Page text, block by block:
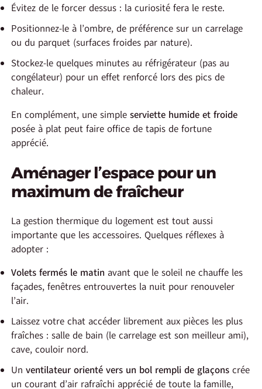
Évitez de le forcer dessus : la curiosité fera le reste.
Positionnez-le à l’ombre, de préférence sur un carrelage
ou du parquet (surfaces froides par nature).
Stockez-le quelques minutes au réfrigérateur (pas au
congélateur) pour un effet renforcé lors des pics de
chaleur.
En complément, une simpleserviette humide et froide
posée à plat peut faire office de tapis de fortune
apprécié.
Aménager l’espace pour un
maximum de fraîcheur
La gestion thermique du logement est tout aussi
importante que les accessoires. Quelques réflexes à
adopter :
Volets fermés le matin avant que le soleil ne chauffe les
façades, fenêtres entrouvertes la nuit pour renouveler
l’air.
Laissez votre chat accéder librement aux pièces les plus
fraîches : salle de bain (le carrelage est son meilleur ami),
cave, couloir nord.
Unventilateur orienté vers un bol rempli de glaçons crée
un courant d’air rafraîchi apprécié de toute la famille,